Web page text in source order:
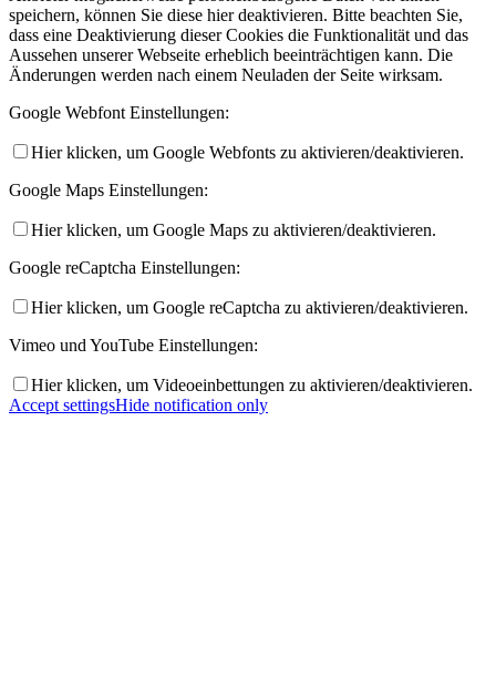
speichern, können Sie diese hier deaktivieren. Bitte beachten Sie,
dass eine Deaktivierung dieser Cookies die Funktionalität und das
Aussehen unserer Webseite erheblich beeinträchtigen kann. Die
Änderungen werden nach einem Neuladen der Seite wirksam.
Google Webfont Einstellungen:
Hier klicken, um Google Webfonts zu aktivieren/deaktivieren.
Google Maps Einstellungen:
Hier klicken, um Google Maps zu aktivieren/deaktivieren.
Google reCaptcha Einstellungen:
Hier klicken, um Google reCaptcha zu aktivieren/deaktivieren.
Vimeo und YouTube Einstellungen:
Hier klicken, um Videoeinbettungen zu aktivieren/deaktivieren.
Accept settingsHide notification only